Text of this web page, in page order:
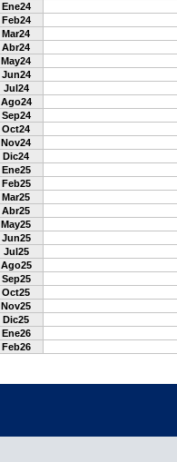
Ene24
Feb24
Mar24
Abr24
May24
Jun24
Jul24
Ago24
Sep24
Oct24
Nov24
Dic24
Ene25
Feb25
Mar25
Abr25
May25
Jun25
Jul25
Ago25
Sep25
Oct25
Nov25
Dic25
Ene26
Feb26